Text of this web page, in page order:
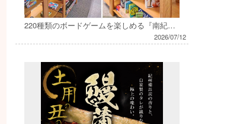
220種類のボードゲームを楽しめる『南紀白浜ボードゲームカフェ』7月18日(土)オープン
2026/07/12